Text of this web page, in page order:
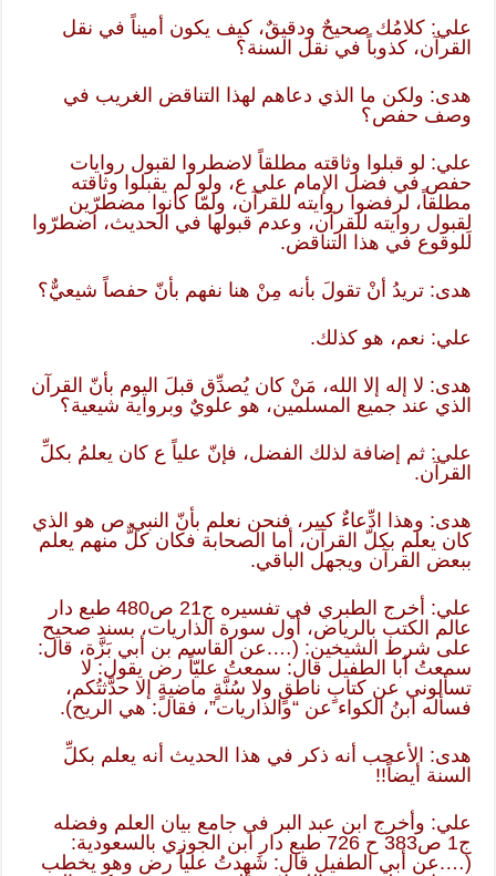
علي: كلامُك صحيحٌ ودقيقٌ، كيف يكون أميناً في نقل
القرآن، كذوباً في نقل السنة؟
هدى: ولكن ما الذي دعاهم لهذا التناقض الغريب في
وصف حفص؟
علي: لو قبلوا وثاقته مطلقاً لاضطروا لقبول روايات
حفص في فضل الإمام علي ع، ولو لم يقبلوا وثاقته
مطلقاً، لرفضوا روايته للقرآن، ولمّا كانوا مضطرّين
لِقبول روايته للقرآن، وعدم قبولها في الحديث، اضطرّوا
للوقوع في هذا التناقض.
هدى: تريدُ أنْ تقولَ بأنه مِنْ هنا نفهم بأنّ حفصاً شيعيٌّ؟
علي: نعم، هو كذلك.
هدى: لا إله إلا الله، مَنْ كان يُصدِّق قبلَ اليوم بأنّ القرآن
الذي عند جميع المسلمين، هو علويٌ وبرواية شيعية؟
علي: ثم إضافة لذلك الفضل، فإنّ علياً ع كان يعلمُ بكلِّ
القرآن.
هدى: وهذا ادِّعاءٌ كبير، فنحن نعلم بأنّ النبي ص هو الذي
كان يعلم بكلّ القرآن، أما الصحابة فكان كلٌّ منهم يعلم
ببعض القرآن ويجهل الباقي.
علي: أخرج الطبري في تفسيره ج21 ص480 طبع دار
عالم الكتب بالرياض، أول سورة الذاريات، بسند صحيح
على شرط الشيخين: (….عن القاسم بن أبي بَزَّة، قال:
سمعتُ أبا الطفيل قال: سمعتُ عليّاً رض يقول: لا
تسألوني عن كتابٍ ناطقٍ ولا سُنَّةٍ ماضيةٍ إلا حدَّثتُكم،
فسأله ابنُ الكواء عن “والذاريات”، فقال: هي الريح).
هدى: الأعجب أنه ذكر في هذا الحديث أنه يعلم بكلِّ
السنة أيضاً!!
علي: وأخرج ابن عبد البر في جامع بيان العلم وفضله
ج1 ص383 ح 726 طبع دار ابن الجوزي بالسعودية:
(….عن أبي الطفيل قال: شَهِدتُ علياً رض وهو يخطب